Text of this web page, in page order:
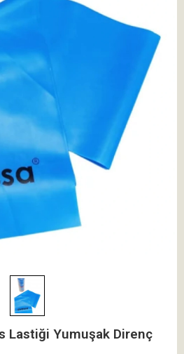
Lastiği Yumuşak Direnç